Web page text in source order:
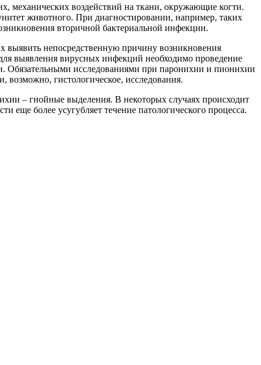
механических воздействий на ткани, окружающие когти.
животного. При диагностировании, например, таких
вторичной бактериальной инфекции.
выявить непосредственную причину возникновения
выявления вирусных инфекций необходимо проведение
Обязательными исследованиями при паронихии и пионихии
возможно, гистологическое, исследования.
– гнойные выделения. В некоторых случаях происходит
еще более усугубляет течение патологического процесса.